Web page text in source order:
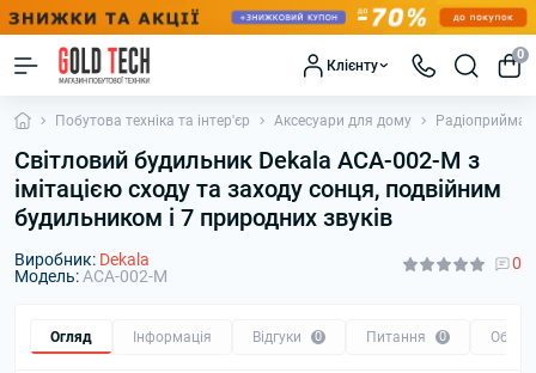
Клієнту
0
Побутова техніка та інтер'єр Аксесуари для дому
Світловий будильник Dekala ACA-002-M з
імітацією сходу та заходу сонця, подвійним
будильником і 7 ​​природних звуків
Виробник: Dekala
Модель:ACA-002-M
0
Огляд Інформація Відгуки 0 Питання 0 Обмін